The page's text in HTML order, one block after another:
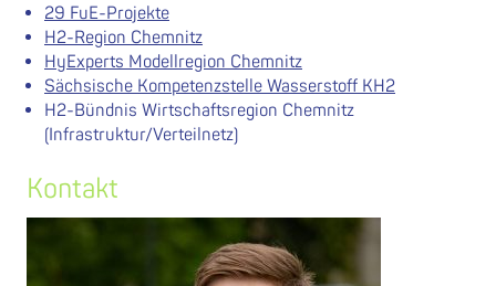
29 FuE-Projekte
H2-Region Chemnitz
HyExperts Modellregion Chemnitz
Sächsische Kompetenzstelle Wasserstoff KH2
H2-Bündnis Wirtschaftsregion Chemnitz
(Infrastruktur/Verteilnetz)
Kontakt